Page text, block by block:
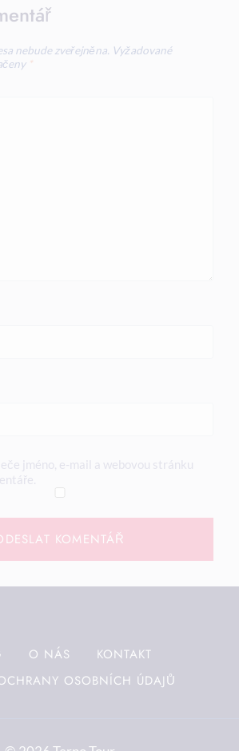
nebude zveřejněna. Vyžadované
*
jméno, e-mail a webovou stránku
O NÁS
KONTAKT
OSOBNÍCH ÚDAJŮ